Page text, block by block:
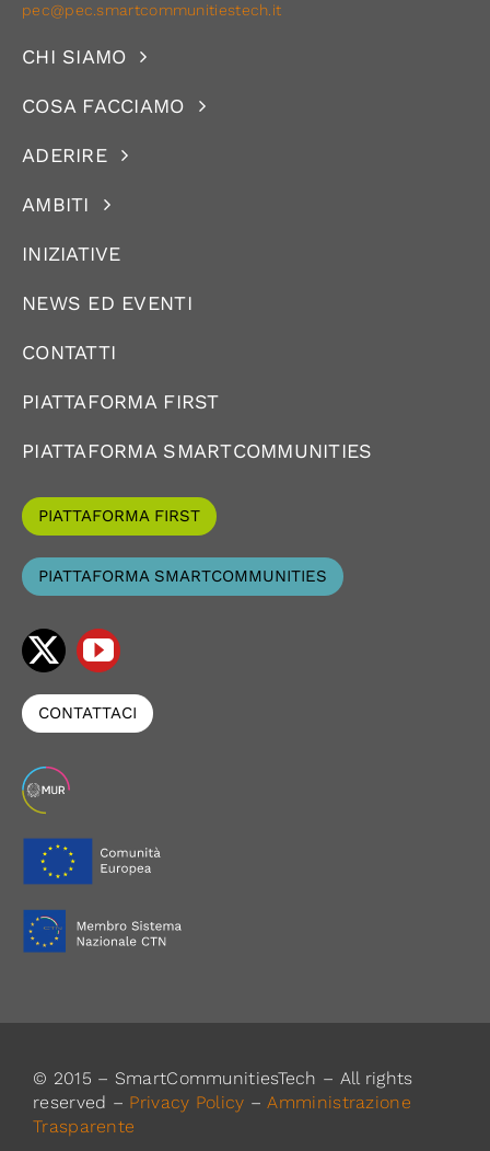
pec@pec.smartcommunitiestech.it
CHI SIAMO
COSA FACCIAMO
ADERIRE
AMBITI
INIZIATIVE
NEWS ED EVENTI
CONTATTI
PIATTAFORMA FIRST
PIATTAFORMA SMARTCOMMUNITIES
PIATTAFORMA FIRST
PIATTAFORMA SMARTCOMMUNITIES
CONTATTACI
© 2015 – SmartCommunitiesTech – All rights
reserved – Privacy Policy –Amministrazione
Trasparente